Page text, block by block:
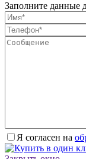
Заполните данные
Я согласен на